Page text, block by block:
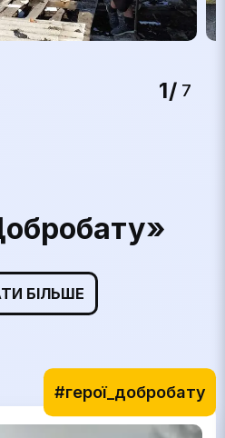
1 7
БІЛЬШЕ
#герої_добробату